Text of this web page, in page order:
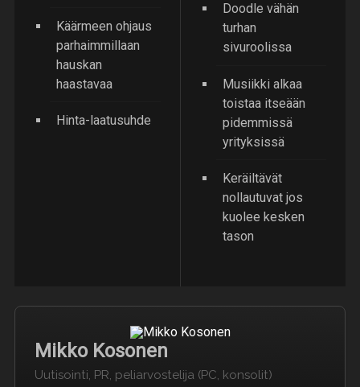
Käärmeen ohjaus
parhaimmillaan
hauskan
haastavaa
Hinta-laatusuhde
Doodle vähän
turhan
sivuroolissa
Musiikki alkaa
toistaa itseään
pidemmissä
yrityksissä
Keräiltävät
nollautuvat jos
kuolee kesken
tason
Mikko Kosonen
Uutisointi, PR, peliarvostelija (PC, konsolit)